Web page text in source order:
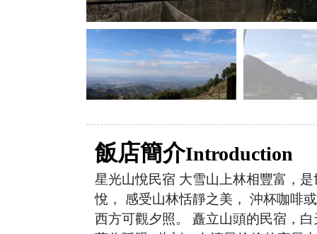
飯店簡介Introduction
星光山悅民宿 大雪山上林相豐富，
悅， 感受山林恬靜之美， 沖杯咖啡
西方可觀夕照。 矗立山頭的民宿，